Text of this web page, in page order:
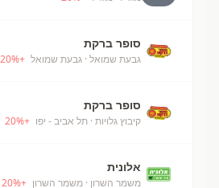
סופר ברקת
גבעת שמואל · גבעת שמואל +
20%
סופר ברקת
קיבוץ גלויות · תל אביב - יפו +
20%
אלונית
משמר השרון · משמר השרון +
20%